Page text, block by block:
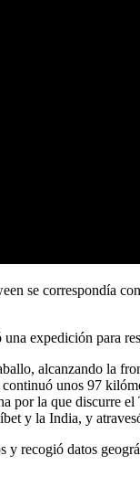
se correspondía
expedición para
alcanzando la
unos 97
la que discurre
y la India, y
datos